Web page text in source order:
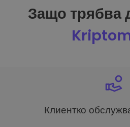
Защо трябва
Клиентко